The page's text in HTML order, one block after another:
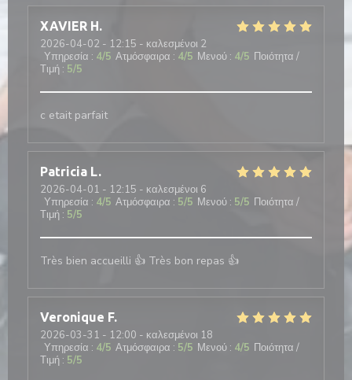
XAVIER H
2026-04-02 - 12:15 - καλεσμένοι 2
Υπηρεσία : 4/5 Ατμόσφαιρα : 4/5 Μενού : 4/5 Ποιότητα /
Τιμή : 5/5
c etait parfait
Patricia L
2026-04-01 - 12:15 - καλεσμένοι 6
Υπηρεσία : 4/5 Ατμόσφαιρα : 5/5 Μενού : 5/5 Ποιότητα /
Τιμή : 5/5
Très bien accueilli 👍 Très bon repas 👍
Veronique F
2026-03-31 - 12:00 - καλεσμένοι 18
Υπηρεσία : 4/5 Ατμόσφαιρα : 5/5 Μενού : 4/5 Ποιότητα /
Τιμή : 5/5